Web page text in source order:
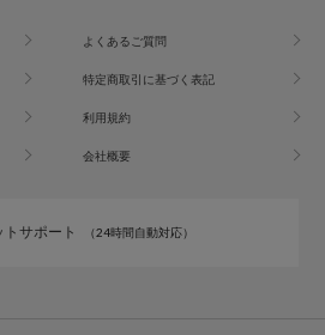
よくあるご質問
特定商取引に基づく表記
利用規約
会社概要
トサポート （24時間自動対応）